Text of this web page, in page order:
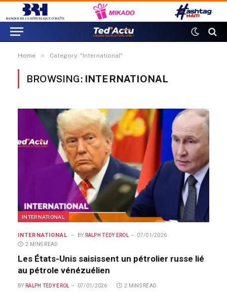
Home » Category: "International"
BROWSING: INTERNATIONAL
INTERNATIONAL
INTERNATIONAL BY RALPH TEDY EROL
07/01/2026
2 MINS READ
Les États-Unis saisissent un pétrolier russe lié
au pétrole vénézuélien
BY RALPH TEDY EROL 07/01/2026 2 MINS READ